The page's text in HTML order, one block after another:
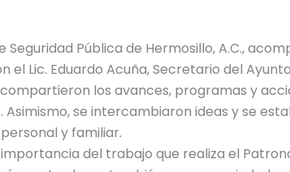
Seguridad Pública de Hermosillo, A.C.,
el Lic. Eduardo Acuña, Secretario del
los avances, programas y
Asimismo, se intercambiaron ideas y se
y familiar.
importancia del trabajo que realiza el